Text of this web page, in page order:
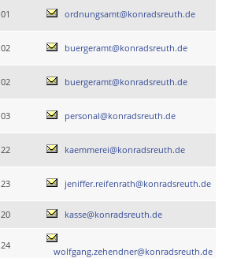
01 ordnungsamt@konradsreuth.de
02 buergeramt@konradsreuth.de
02 buergeramt@konradsreuth.de
03 personal@konradsreuth.de
22 kaemmerei@konradsreuth.de
23 jeniffer.reifenrath@konradsreuth.de
20 kasse@konradsreuth.de
24
wolfgang.zehendner@konradsreuth.de